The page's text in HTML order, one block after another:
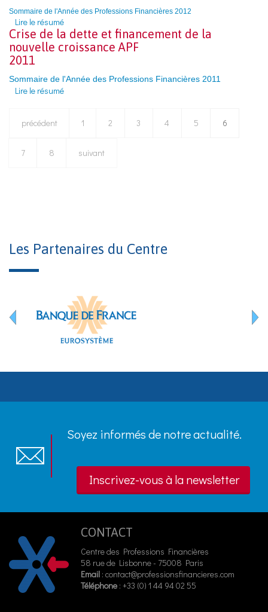
Sommaire de l'Année des Professions Financières 2012
Lire le résumé
Crise de la dette et financement de la
nouvelle croissance APF
2011
Sommaire de l'Année des Professions Financières 2011
Lire le résumé
précédent 1 2 3 4 5 6
7 8 suivant
Les Partenaires du Centre
Soyez informés de notre actualité.
Inscrivez-vous à la newsletter
CONTACT
Centre des Professions Financières
58 rue de Lisbonne - 75008 Paris
Email : contact@professionsfinancieres.com
Téléphone : +33 (0) 1 44 94 02 55